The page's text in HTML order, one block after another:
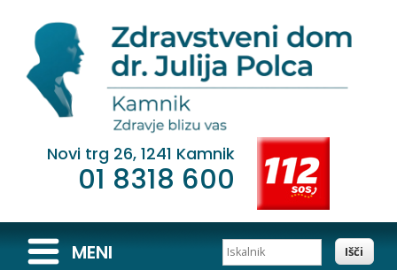
Novi trg 26, 1241 Kamnik
01 8318 600
MENI Iskalnik